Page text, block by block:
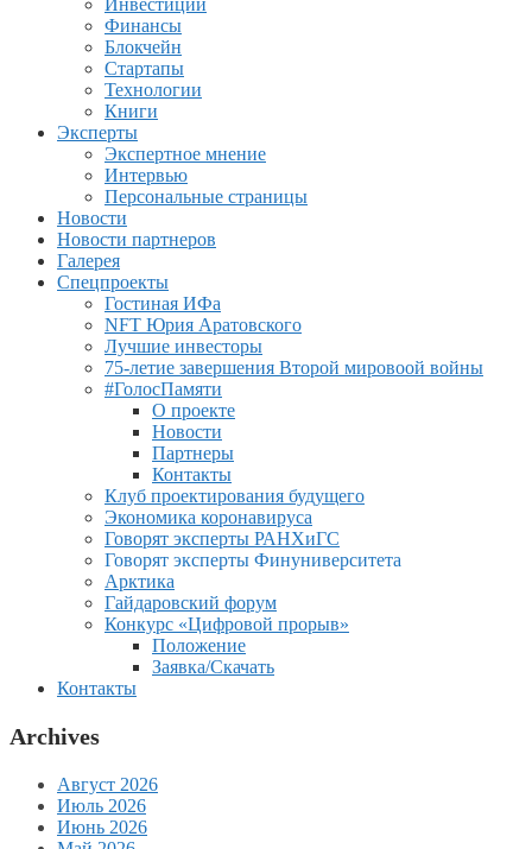
Инвестиции
Финансы
Блокчейн
Стартапы
Технологии
Книги
Эксперты
Экспертное мнение
Интервью
Персональные страницы
Новости
Новости партнеров
Галерея
Спецпроекты
Гостиная ИФа
NFT Юрия Аратовского
Лучшие инвесторы
75-летие завершения Второй мировоой войны
#ГолосПамяти
О проекте
Новости
Партнеры
Контакты
Клуб проектирования будущего
Экономика коронавируса
Говорят эксперты РАНХиГС
Говорят эксперты Финуниверситета
Арктика
Гайдаровский форум
Конкурс «Цифровой прорыв»
Положение
Заявка/Скачать
Контакты
Archives
Август 2026
Июль 2026
Июнь 2026